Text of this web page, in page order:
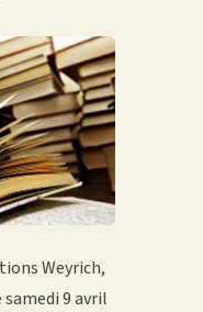
Weyrich,
9 avril